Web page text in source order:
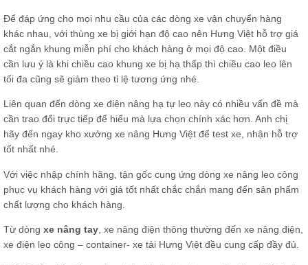
Để đáp ứng cho mọi nhu cầu của các dòng xe vận chuyển hàng
khác nhau, với thùng xe bị giới hạn độ cao nên Hưng Việt hỗ trợ giá
cắt ngắn khung miễn phí cho khách hàng ở mọi độ cao. Một điều
cần lưu ý là khi chiều cao khung xe bị hạ thấp thì chiều cao leo lên
tối đa cũng sẽ giảm theo tỉ lệ tương ứng nhé.
Liên quan đến dòng xe điện nâng hạ tự leo này có nhiều vấn đề mà
cần trao đổi trực tiếp để hiểu mà lựa chọn chính xác hơn. Anh chị
hãy đến ngay kho xưởng xe nâng Hưng Việt để test xe, nhận hỗ trợ
tốt nhất nhé.
Với việc nhập chính hãng, tận gốc cung ứng dòng xe nâng leo công
phục vụ khách hàng với giá tốt nhất chắc chắn mang đến sản phẩm
chất lượng cho khách hàng.
Từ dòng xe nâng tay, xe nâng điện thông thường đến xe nâng điện,
xe điện leo công – container- xe tải Hưng Việt đều cung cấp đầy đủ.